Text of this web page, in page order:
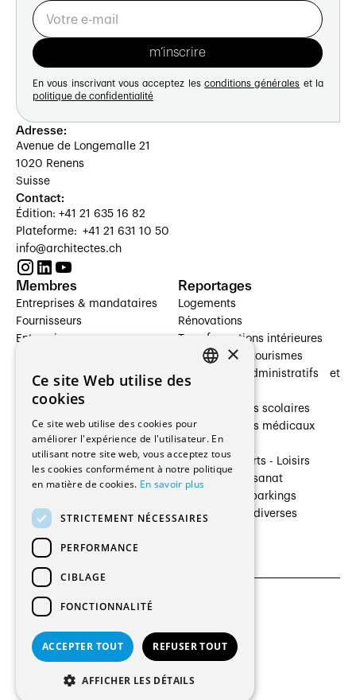
En vous inscrivant vous acceptez les conditions générales et la
politique de confidentialité
Adresse:
Avenue de Longemalle 21
1020 Renens
Suisse
Contact:
Édition: +41 21 635 16 82
Plateforme: +41 21 631 10 50
info@architectes.ch
Membres
Entreprises & mandataires
Fournisseurs
Entreprises
Architectes paysagistes
Architectes d'intérieur
Entreprises générales
Ingénieurs et mandataires
Fabricants / Fournisseurs
Régies immobilières
Gestion PPE
Reportages
Logements
Rénovations
Transformations intérieures
Hôtelleries et tourismes
Bâtiments administratifs et
Établissements scolaires
Établissements médicaux
Villas
Cultures - Sports - Loisirs
Industrie - Artisanat
Transports et parkings
Constructions diverses
© 2026 Tous droits réservés
CGU et Politique de confidentialités
×
Ce site Web utilise des
cookies
Ce site web utilise des cookies pour
améliorer l'expérience de l'utilisateur. En
utilisant notre site web, vous acceptez tous
les cookies conformément à notre politique
en matière de cookies. En savoir plus
STRICTEMENT NÉCESSAIRES
PERFORMANCE
CIBLAGE
FONCTIONNALITÉ
ACCEPTER TOUT REFUSER TOUT
AFFICHER LES DÉTAILS